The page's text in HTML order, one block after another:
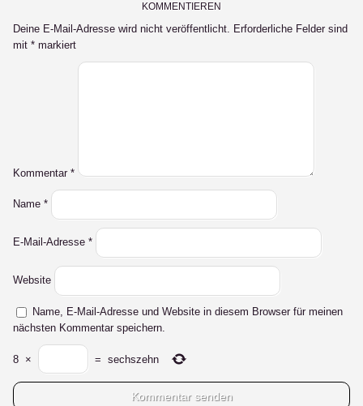
KOMMENTIEREN
Deine E-Mail-Adresse wird nicht veröffentlicht. Erforderliche Felder sind
mit * markiert
Kommentar *
Name *
E-Mail-Adresse *
Website
Name, E-Mail-Adresse und Website in diesem Browser für meinen
nächsten Kommentar speichern.
8 × = sechszehn